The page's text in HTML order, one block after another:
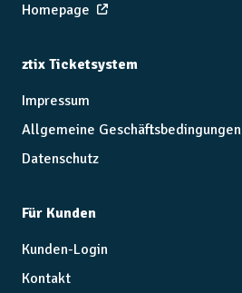
Homepage
ztix Ticketsystem
Impressum
Allgemeine Geschäftsbedingungen
Datenschutz
Für Kunden
Kunden-Login
Kontakt